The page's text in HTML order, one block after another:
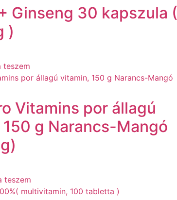
Ginseng 30 kapszula (
)
teszem
Vitamins por állagú
g Narancs-Mangó
teszem